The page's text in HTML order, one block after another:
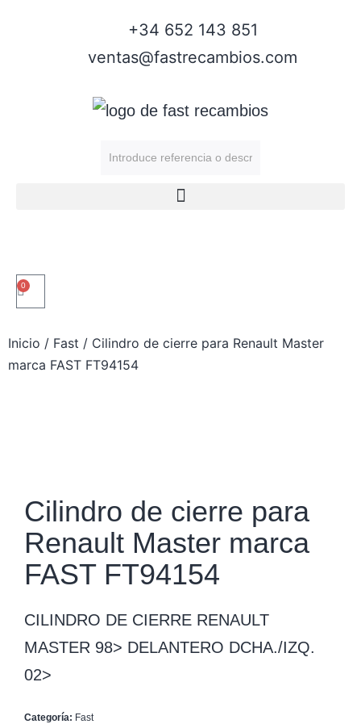
+34 652 143 851
ventas@fastrecambios.com
0
Inicio / Fast / Cilindro de cierre para Renault Master
marca FAST FT94154
Cilindro de cierre para
Renault Master marca
FAST FT94154
CILINDRO DE CIERRE RENAULT
MASTER 98> DELANTERO DCHA./IZQ.
02>
Categoría: Fast